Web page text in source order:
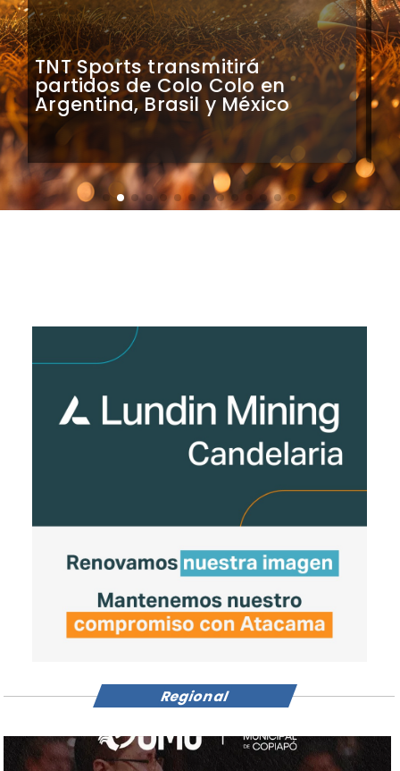
Mauricio Pinilla compara a
Colo Colo con Real Madrid de
Sudamérica
Regional